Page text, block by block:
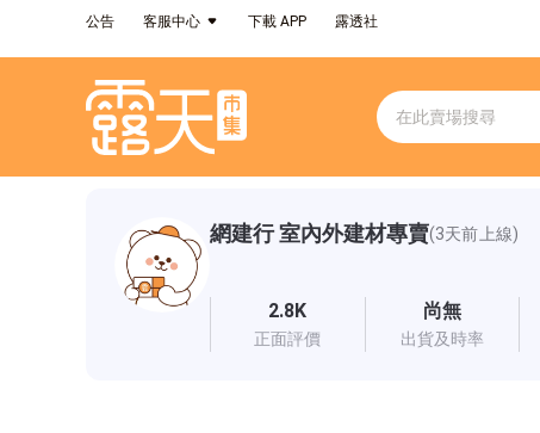
公告 客服中心 下載 APP 露透社
網建行 室內外建材專賣(3天前上線)
2.8K
正面評價
尚無
出貨及時率